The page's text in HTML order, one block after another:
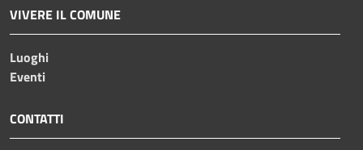
VIVERE IL COMUNE
Luoghi
Eventi
CONTATTI